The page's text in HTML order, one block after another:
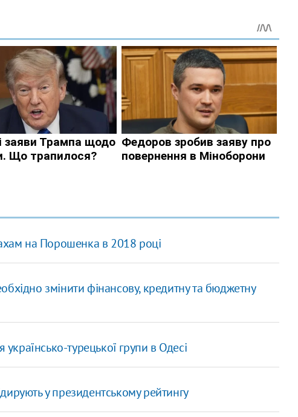
на Порошенка в 2018 році
змінити фінансову, кредитну та бюджетну
українсько-турецької групи в Одесі
у президентському рейтингу